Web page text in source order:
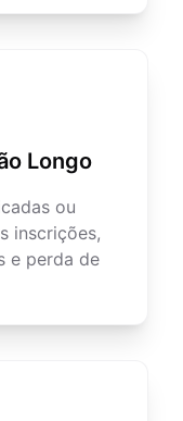
Longo
ou
inscrições,
e perda de